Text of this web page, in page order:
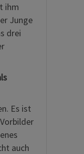
ihm
Junge
drei
Es ist
auch